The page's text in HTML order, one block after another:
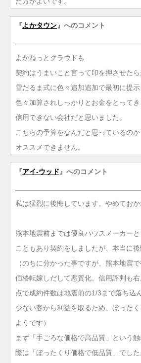
『よかタウン』へのコメント
よかねっとクラウドも
契約はうまいこと言って印を押させたら
雪だるま式に色々追加追加で最初に提
色々加算されしっかりとお金をとってき
信用できない会社だと思いました。
こちらの予算をなんだと思っているのか
オススメできません。
『アイ-ウッド 』へのコメント
私は猛烈に後悔しています。やめておか
熊本地震前までは優良ハウスメーカー
こともあり契約をしましたが、本当に後
（のちに分かった事ですが、熊本地震
価格転嫁しだして悪質化。信用評判も
点で成約件数は地震前の1/3まで落ち込
少ない客から利益を取るため、ぼった
ようです）
まず「手ごろな価格で高品質」という
際は「ぼったくり価格で低品質」でした